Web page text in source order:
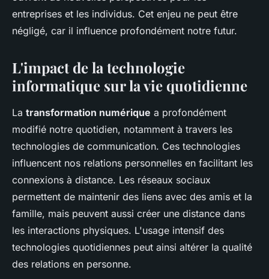
entreprises et les individus. Cet enjeu ne peut être
négligé, car il influence profondément notre futur.
L'impact de la technologie
informatique sur la vie quotidienne
La transformation numérique a profondément
modifié notre quotidien, notamment à travers les
technologies de communication. Ces technologies
influencent nos relations personnelles en facilitant les
connexions à distance. Les réseaux sociaux
permettent de maintenir des liens avec des amis et la
famille, mais peuvent aussi créer une distance dans
les interactions physiques. L'usage intensif des
technologies quotidiennes peut ainsi altérer la qualité
des relations en personne.